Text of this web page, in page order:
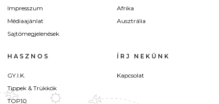
Impresszum
Médiaajánlat
Sajtómegjelenések
Afrika
Ausztrália
HASZNOS
GY.I.K.
Tippek & Trükkök
TOP10
ÍRJ NEKÜNK
Kapcsolat